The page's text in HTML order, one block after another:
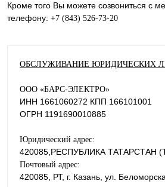
Кроме того Вы можете созвониться с
телефону: +7 (843) 526-73-20
ОБСЛУЖИВАНИЕ ЮРИДИЧЕСКИХ
ООО «БАРС-ЭЛЕКТРО»
ИНН 1661060272 КПП 166101001
ОГРН 1191690010885
Юридический адрес:
420085,РЕСПУБЛИКА ТАТАРСТАН
Почтовый адрес:
420085, РТ, г. Казань, ул.